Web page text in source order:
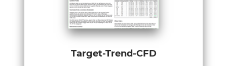
Target-Trend-CFD